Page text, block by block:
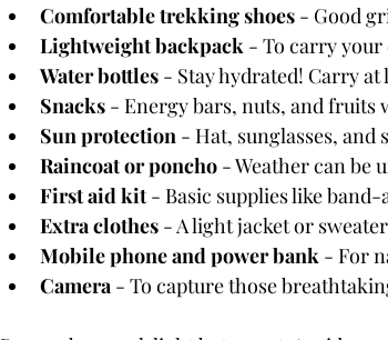
Comfortable trekking shoes - Good
Lightweight backpack - To carry
Water bottles - Stay hydrated! Carry at
Snacks - Energy bars, nuts, and fruits
Sun protection - Hat, sunglasses, and
Raincoat or poncho - Weather can be
First aid kit - Basic supplies like
Extra clothes - A light jacket or
Mobile phone and power bank - For
Camera - To capture those